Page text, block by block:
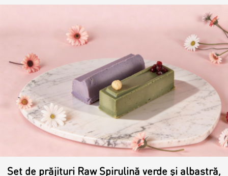
Set de prăjituri Raw Spirulină verde și albastră,